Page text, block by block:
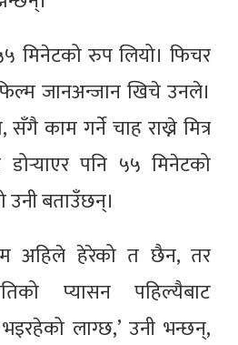
मिनेटको रुप लियो। फिचर
जानअन्जान खिचे उनले।
सँगै काम गर्ने चाह राख्ने मित्र
पनि ५५ मिनेटको
उनी बताउँछन्।
अहिले हेरेको त छैन, तर
प्यासन पहिल्यैबाट
लाग्छ,’ उनी भन्छन्,